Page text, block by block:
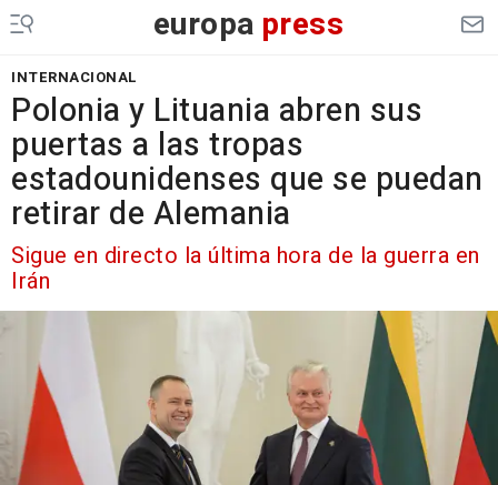
europa press
INTERNACIONAL
Polonia y Lituania abren sus
puertas a las tropas
estadounidenses que se puedan
retirar de Alemania
Sigue en directo la última hora de la guerra en
Irán